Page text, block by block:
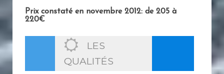
Prix constaté en novembre 2012: de 205 à
220€
LES
QUALITÉS